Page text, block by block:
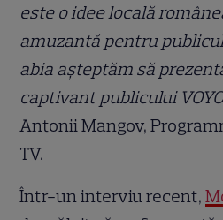
este o idee locală
amuzantă pentru
abia așteptăm să
captivant publicului
Antonii Mangov,
TV.
Într-un interviu recent,